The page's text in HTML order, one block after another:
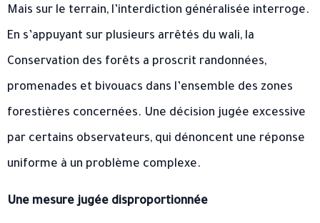
Mais sur le terrain, l’interdiction généralisée interroge.
En s’appuyant sur plusieurs arrêtés du wali, la
Conservation des forêts a proscrit randonnées,
promenades et bivouacs dans l’ensemble des zones
forestières concernées. Une décision jugée excessive
par certains observateurs, qui dénoncent une réponse
uniforme à un problème complexe.
Une mesure jugée disproportionnée